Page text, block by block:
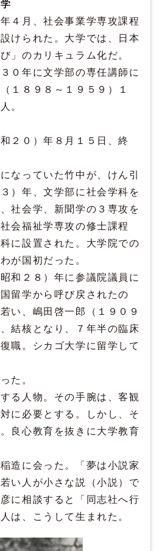
４月、社会事業学専攻課程
けられた。大学では、日本
」のカリキュラム化だ。
０年に文学部の専任講師に
１８９８～１９５９）１
。
２０）年８月１５日、終
なっていた竹中が、けん引
）年、文学部に社会学科を
社会学、新聞学の３専攻を
会福祉学専攻の修士課程
に設置された。大学院での
が国初だった。
和２８）年に参議院議員に
留学から呼び戻されたの
い、嶋田啓一郎（１９０９
結核となり、７年半の臨床
職。シカゴ大学に留学して
た。
る人物。その手腕は、客観
に必要とする。しかし、そ
良心教育を抜きに大学教育
造に会った。「夢は小説家
い人が小さな説（小説）で
に相談すると「同志社へ行
は、こうして生まれた。